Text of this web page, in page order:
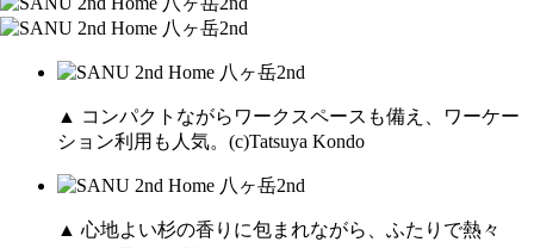
▲ コンパクトながらワークスペースも備え、ワーケー
ション利用も人気。(c)Tatsuya Kondo
▲ 心地よい杉の香りに包まれながら、ふたりで熱々